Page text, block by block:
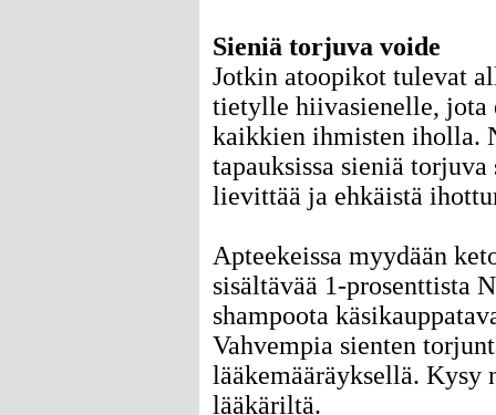
Sieniä torjuva voide
Jotkin atoopikot tulevat
tietylle hiivasienelle, jota
kaikkien ihmisten iholla.
tapauksissa sieniä
lievittää ja ehkäistä
Apteekeissa myydään
sisältävää 1-prosenttista
shampoota
Vahvempia sienten
lääkemääräyksellä. Kysy
lääkäriltä.